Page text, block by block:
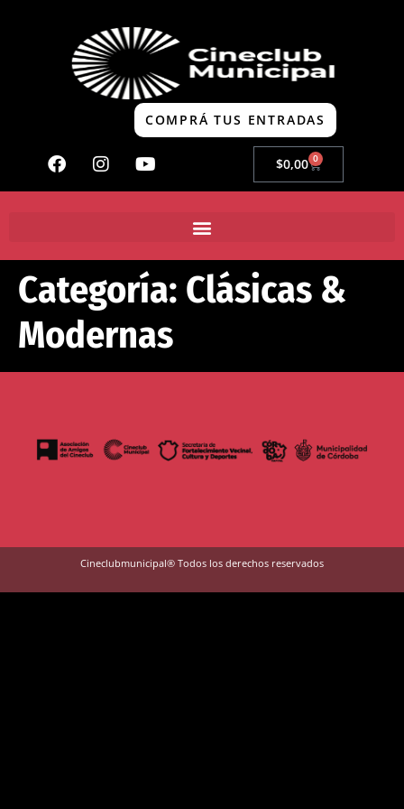
COMPRÁ TUS ENTRADAS
$0,00 0
Categoría: Clásicas &
Modernas
Cineclubmunicipal® Todos los derechos reservados